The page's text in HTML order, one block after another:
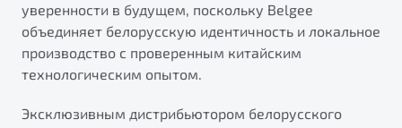
Обзор В наличии
Будьте еще более уверены на дорогах с программой
"Помощь на дорогах"
уверенности в будущем, поскольку Belgee
объединяет белорусскую идентичность и локальное
производство с проверенным китайским
технологическим опытом.
Эксклюзивным дистрибьютором белорусского